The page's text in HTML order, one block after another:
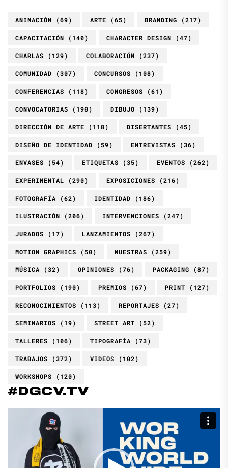
ANIMACIÓN (69) ARTE (65) BRANDING (217)
CAPACITACIÓN (140) CHARACTER DESIGN (47)
CHARLAS (129) COLABORACIÓN (237)
COMUNIDAD (307) CONCURSOS (108)
CONFERENCIAS (118) CONGRESOS (61)
CONVOCATORIAS (190) DIBUJO (139)
DIRECCIÓN DE ARTE (118) DISERTANTES (45)
DISEÑO DE IDENTIDAD (59) ENTREVISTAS (36)
ENVASES (54) ETIQUETAS (35) EVENTOS (262)
EXPERIMENTAL (290) EXPOSICIONES (216)
FOTOGRAFÍA (62) IDENTIDAD (186)
ILUSTRACIÓN (206) INTERVENCIONES (247)
JURADOS (17) LANZAMIENTOS (267)
MOTION GRAPHICS (50) MUESTRAS (259)
MÚSICA (32) OPINIONES (76) PACKAGING (87)
PORTFOLIOS (190) PREMIOS (67) PRINT (127)
RECONOCIMIENTOS (113) REPORTAJES (27)
SEMINARIOS (19) STREET ART (52)
TALLERES (106) TIPOGRAFÍA (73)
TRABAJOS (372) VIDEOS (102)
WORKSHOPS (120)
#DGCV.TV
Reproductor